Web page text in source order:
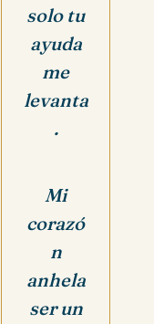
solo tu
ayuda
me
levanta
.
Mi
corazó
n
anhela
ser un